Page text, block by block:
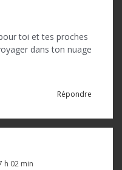
toi et tes proches
dans ton nuage
Répondre
h 02 min